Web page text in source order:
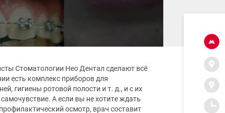
Стоматологии Нео Дентал сделают всё
есть комплекс приборов для
гигиены ротовой полости и т. д., и с их
А если вы не хотите ждать
осмотр, врач составит